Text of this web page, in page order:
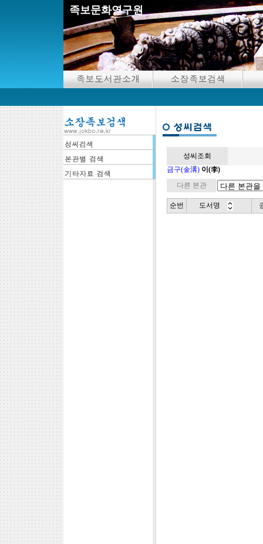
족보문화연구원
성씨조회
금구(金溝) 이(李)
다른 본관
순번 도서명